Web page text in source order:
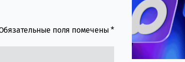
поля помечены*